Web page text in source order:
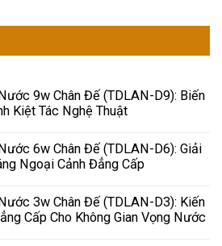
9w Chân Đế (TDLAN-D9): Biến
Kiệt Tác Nghệ Thuật
6w Chân Đế (TDLAN-D6): Giải
Ngoại Cảnh Đẳng Cấp
3w Chân Đế (TDLAN-D3): Kiến
Cấp Cho Không Gian Vọng Nước